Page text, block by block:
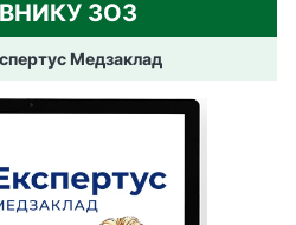
ЗОЗ
Медзаклад